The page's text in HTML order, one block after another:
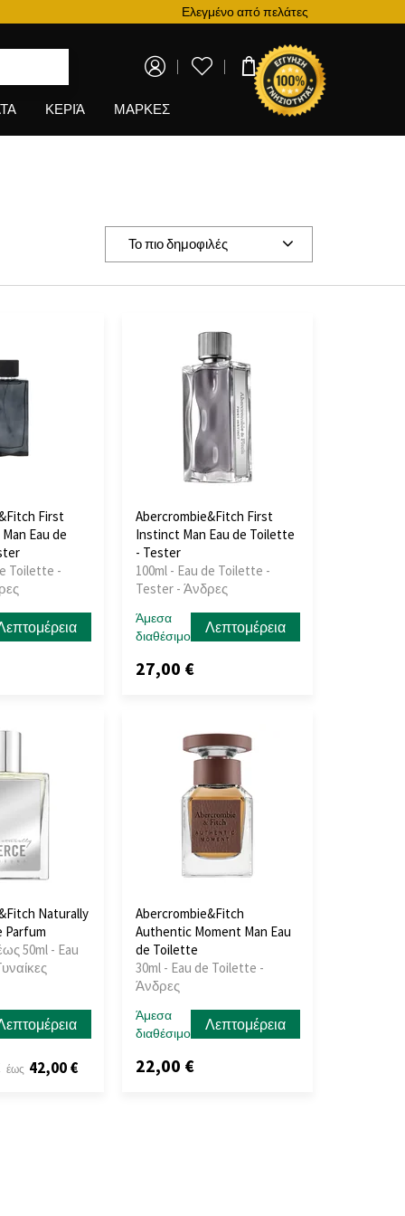
Πρόγραμμα επιβράβευσηςΕλεγμένο από πελάτες
0,00 €
ΚΕΡΙΆ ΜΑΡΚΕΣ
Το πιο δημοφιλές
First
Eau de
Toilette -
Abercrombie&Fitch First
Instinct Man Eau de Toilette
- Tester
100ml - Eau de Toilette -
Tester - Άνδρες
Άμεσα
διαθέσιμο
Λεπτομέρεια
27,00 €
Naturally
Parfum
50ml - Eau
έως 42,00 €
Abercrombie&Fitch
Authentic Moment Man Eau
de Toilette
30ml - Eau de Toilette -
Άνδρες
Άμεσα
διαθέσιμο
Λεπτομέρεια
22,00 €